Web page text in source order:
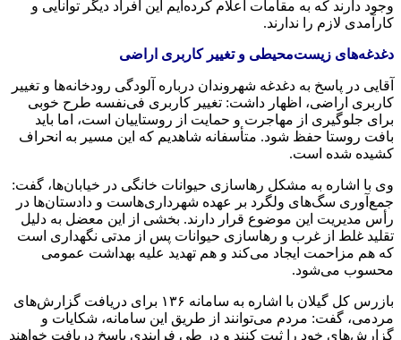
وجود دارند که به مقامات اعلام کرده‌ایم این افراد دیگر توانایی و
کارآمدی لازم را ندارند.
دغدغه‌های زیست‌محیطی و تغییر کاربری اراضی
آقایی در پاسخ به دغدغه شهروندان درباره آلودگی رودخانه‌ها و تغییر
کاربری اراضی، اظهار داشت: تغییر کاربری فی‌نفسه طرح خوبی
برای جلوگیری از مهاجرت و حمایت از روستاییان است، اما باید
بافت روستا حفظ شود. متأسفانه شاهدیم که این مسیر به انحراف
کشیده شده است.
وی با اشاره به مشکل رهاسازی حیوانات خانگی در خیابان‌ها، گفت:
جمع‌آوری سگ‌های ولگرد بر عهده شهرداری‌هاست و دادستان‌ها در
رأس مدیریت این موضوع قرار دارند. بخشی از این معضل به دلیل
تقلید غلط از غرب و رهاسازی حیوانات پس از مدتی نگهداری است
که هم مزاحمت ایجاد می‌کند و هم تهدید علیه بهداشت عمومی
محسوب می‌شود.
بازرس کل گیلان با اشاره به سامانه ۱۳۶ برای دریافت گزارش‌های
مردمی، گفت: مردم می‌توانند از طریق این سامانه، شکایات و
گزارش‌های خود را ثبت کنند و در طی فرایندی پاسخ دریافت خواهند